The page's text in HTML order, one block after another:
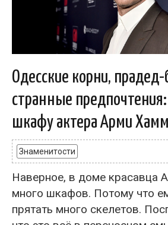
Одесские корни,
странные
шкафу актера Арми
Знаменитости
Наверное, в доме красавца
много шкафов. Потому что
прятать много скелетов.